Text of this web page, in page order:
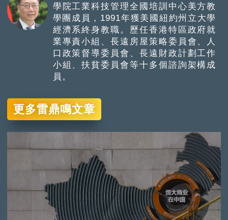
學院工業科技管理全國培訓中心美方教
學團成員，1991年獲美國紐約州立大學
經濟系終身教職。歷任香港特區政府就
業專責小組、長遠房屋策略委員會、人
口政策督導委員會、長遠財政計劃工作
小組、扶貧委員會等十多個諮詢架構成
員。
更多雷鼎鳴文章